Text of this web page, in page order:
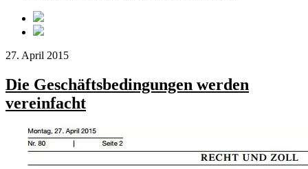
27. April 2015
Die Geschäftsbedingungen werden
vereinfacht